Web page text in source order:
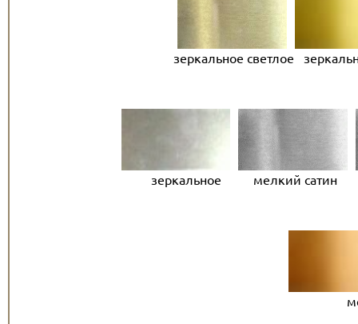
зеркальное светлое
зеркальное мелкий